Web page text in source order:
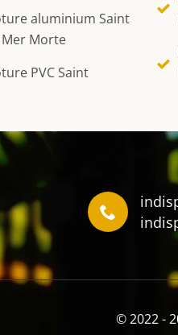
aluminium Saint
Morte
PVC Saint
© 2022 -